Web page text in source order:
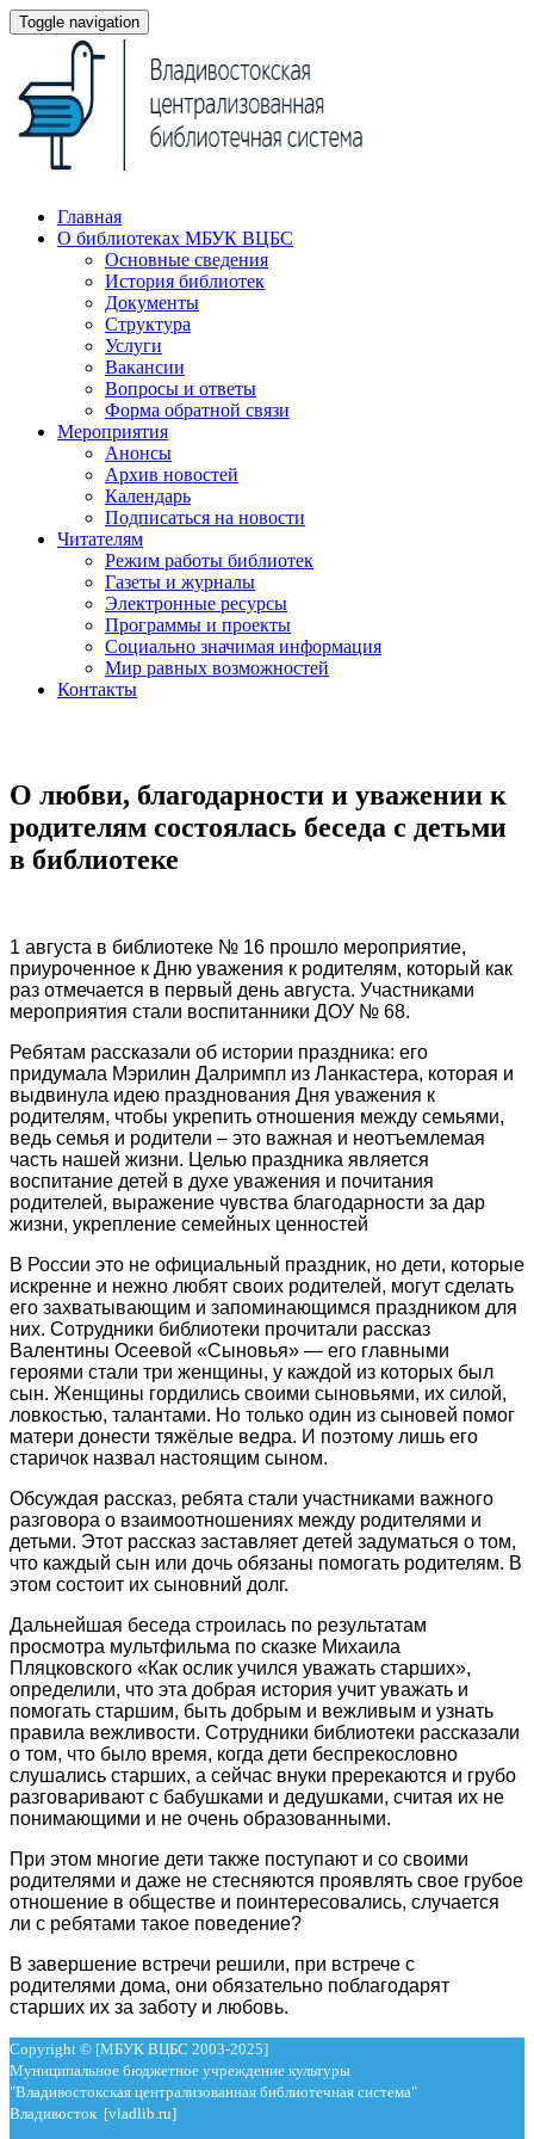
Toggle navigation
Главная
О библиотеках МБУК ВЦБС
Основные сведения
История библиотек
Документы
Структура
Услуги
Вакансии
Вопросы и ответы
Форма обратной связи
Мероприятия
Анонсы
Архив новостей
Календарь
Подписаться на новости
Читателям
Режим работы библиотек
Газеты и журналы
Электронные ресурсы
Программы и проекты
Социально значимая информация
Мир равных возможностей
Контакты
О любви, благодарности и уважении к
родителям состоялась беседа с детьми
в библиотеке
1 августа в библиотеке № 16 прошло мероприятие,
приуроченное к Дню уважения к родителям, который как
раз отмечается в первый день августа. Участниками
мероприятия стали воспитанники ДОУ № 68.
Ребятам рассказали об истории праздника: его
придумала Мэрилин Далримпл из Ланкастера, которая и
выдвинула идею празднования Дня уважения к
родителям, чтобы укрепить отношения между семьями,
ведь семья и родители – это важная и неотъемлемая
часть нашей жизни. Целью праздника является
воспитание детей в духе уважения и почитания
родителей, выражение чувства благодарности за дар
жизни, укрепление семейных ценностей
В России это не официальный праздник, но дети, которые
искренне и нежно любят своих родителей, могут сделать
его захватывающим и запоминающимся праздником для
них. Сотрудники библиотеки прочитали рассказ
Валентины Осеевой «Сыновья» — его главными
героями стали три женщины, у каждой из которых был
сын. Женщины гордились своими сыновьями, их силой,
ловкостью, талантами. Но только один из сыновей помог
матери донести тяжёлые ведра. И поэтому лишь его
старичок назвал настоящим сыном.
Обсуждая рассказ, ребята стали участниками важного
разговора о взаимоотношениях между родителями и
детьми. Этот рассказ заставляет детей задуматься о том,
что каждый сын или дочь обязаны помогать родителям. В
этом состоит их сыновний долг.
Дальнейшая беседа строилась по результатам
просмотра мультфильма по сказке Михаила
Пляцковского «Как ослик учился уважать старших»,
определили, что эта добрая история учит уважать и
помогать старшим, быть добрым и вежливым и узнать
правила вежливости. Сотрудники библиотеки рассказали
о том, что было время, когда дети беспрекословно
слушались старших, а сейчас внуки пререкаются и грубо
разговаривают с бабушками и дедушками, считая их не
понимающими и не очень образованными.
При этом многие дети также поступают и со своими
родителями и даже не стесняются проявлять свое грубое
отношение в обществе и поинтересовались, случается
ли с ребятами такое поведение?
В завершение встречи решили, при встрече с
родителями дома, они обязательно поблагодарят
старших их за заботу и любовь.
Copyright © [МБУК ВЦБС 2003-2025]
Муниципальное бюджетное учреждение культуры
"Владивостокская централизованная библиотечная система"
Владивосток [vladlib.ru]